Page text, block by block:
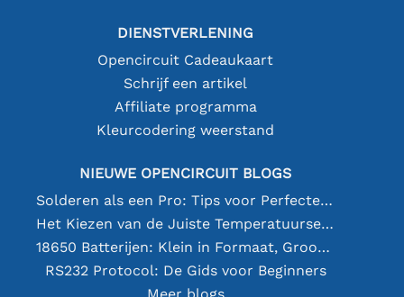
DIENSTVERLENING
Opencircuit Cadeaukaart
Schrijf een artikel
Affiliate programma
Kleurcodering weerstand
NIEUWE OPENCIRCUIT BLOGS
Solderen als een Pro: Tips voor Perfecte Elektronische Verbindingen
Het Kiezen van de Juiste Temperatuursensor [youtube]
18650 Batterijen: Klein in Formaat, Groot in Prestatie
RS232 Protocol: De Gids voor Beginners
Meer blogs